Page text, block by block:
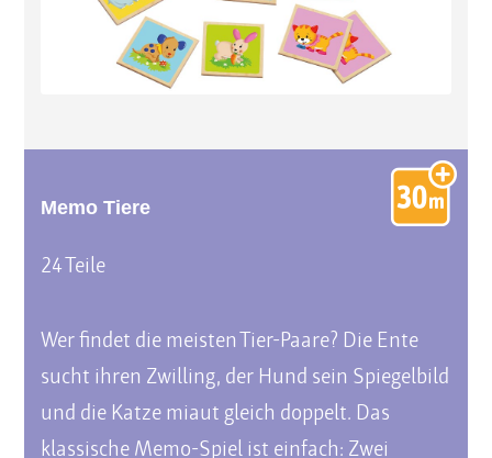
Memo Tiere
24 Teile
Wer findet die meisten Tier-Paare? Die Ente
sucht ihren Zwilling, der Hund sein Spiegelbild
und die Katze miaut gleich doppelt. Das
klassische Memo-Spiel ist einfach: Zwei